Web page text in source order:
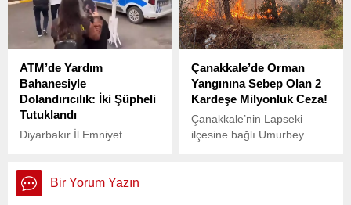
meydana geldi. Patlama
sonucu 13 işçi yaralandı.
aniden alev aldı. Sürücü,
aracı durdurarak kendini
son anda dışarı attı ve 112
yardım istedi.
ATM’de Yardım
Bahanesiyle
Dolandırıcılık: İki Şüpheli
Tutuklandı
Diyarbakır İl Emniyet
Büro Amirliği, ATM önlerinde
işlem yapmakta zorlanan
Çanakkale’de Orman
Yangınına Sebep Olan 2
Kardeşe Milyonluk Ceza!
Çanakkale’nin Lapseki
ilçesine bağlı Umurbey
Bir Yorum Yazın